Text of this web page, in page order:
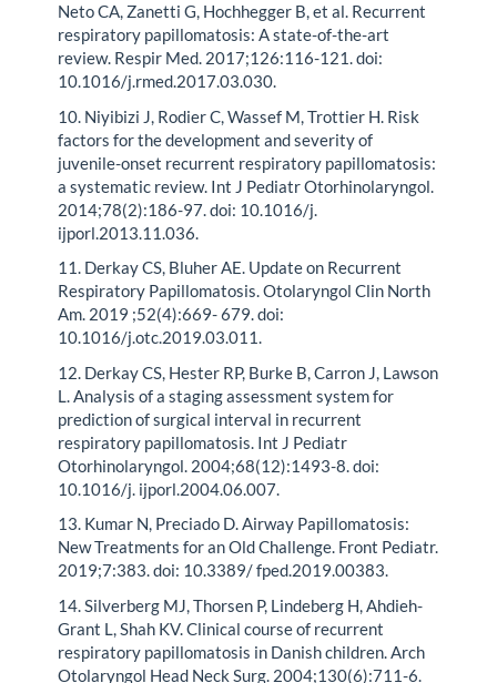
Neto CA, Zanetti G, Hochhegger B, et al. Recurrent
respiratory papillomatosis: A state-of-the-art
review. Respir Med. 2017;126:116-121. doi:
10.1016/j.rmed.2017.03.030.
10. Niyibizi J, Rodier C, Wassef M, Trottier H. Risk
factors for the development and severity of
juvenile-onset recurrent respiratory papillomatosis:
a systematic review. Int J Pediatr Otorhinolaryngol.
2014;78(2):186-97. doi: 10.1016/j.
ijporl.2013.11.036.
11. Derkay CS, Bluher AE. Update on Recurrent
Respiratory Papillomatosis. Otolaryngol Clin North
Am. 2019 ;52(4):669- 679. doi:
10.1016/j.otc.2019.03.011.
12. Derkay CS, Hester RP, Burke B, Carron J, Lawson
L. Analysis of a staging assessment system for
prediction of surgical interval in recurrent
respiratory papillomatosis. Int J Pediatr
Otorhinolaryngol. 2004;68(12):1493-8. doi:
10.1016/j. ijporl.2004.06.007.
13. Kumar N, Preciado D. Airway Papillomatosis:
New Treatments for an Old Challenge. Front Pediatr.
2019;7:383. doi: 10.3389/ fped.2019.00383.
14. Silverberg MJ, Thorsen P, Lindeberg H, Ahdieh-
Grant L, Shah KV. Clinical course of recurrent
respiratory papillomatosis in Danish children. Arch
Otolaryngol Head Neck Surg. 2004;130(6):711-6.